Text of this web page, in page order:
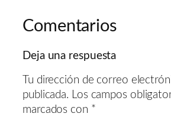
Comentarios
Deja una respuesta
Tu dirección de correo
publicada. Los campos
marcados con *